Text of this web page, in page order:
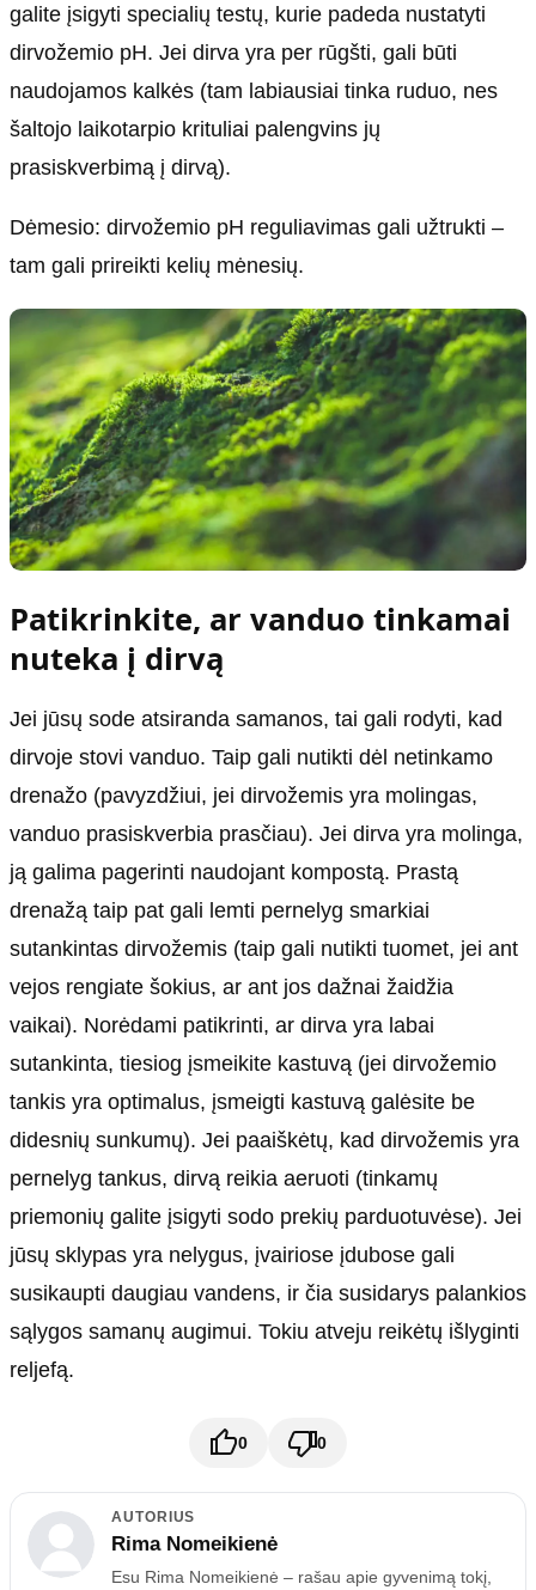
galite įsigyti specialių testų, kurie padeda nustatyti
dirvožemio pH. Jei dirva yra per rūgšti, gali būti
naudojamos kalkės (tam labiausiai tinka ruduo, nes
šaltojo laikotarpio krituliai palengvins jų
prasiskverbimą į dirvą).
Dėmesio: dirvožemio pH reguliavimas gali užtrukti –
tam gali prireikti kelių mėnesių.
Patikrinkite, ar vanduo tinkamai
nuteka į dirvą
Jei jūsų sode atsiranda samanos, tai gali rodyti, kad
dirvoje stovi vanduo. Taip gali nutikti dėl netinkamo
drenažo (pavyzdžiui, jei dirvožemis yra molingas,
vanduo prasiskverbia prasčiau). Jei dirva yra molinga,
ją galima pagerinti naudojant kompostą. Prastą
drenažą taip pat gali lemti pernelyg smarkiai
sutankintas dirvožemis (taip gali nutikti tuomet, jei ant
vejos rengiate šokius, ar ant jos dažnai žaidžia
vaikai). Norėdami patikrinti, ar dirva yra labai
sutankinta, tiesiog įsmeikite kastuvą (jei dirvožemio
tankis yra optimalus, įsmeigti kastuvą galėsite be
didesnių sunkumų). Jei paaiškėtų, kad dirvožemis yra
pernelyg tankus, dirvą reikia aeruoti (tinkamų
priemonių galite įsigyti sodo prekių parduotuvėse). Jei
jūsų sklypas yra nelygus, įvairiose įdubose gali
susikaupti daugiau vandens, ir čia susidarys palankios
sąlygos samanų augimui. Tokiu atveju reikėtų išlyginti
reljefą.
0 0
AUTORIUS
Rima Nomeikienė
Esu Rima Nomeikienė – rašau apie gyvenimą tokį,